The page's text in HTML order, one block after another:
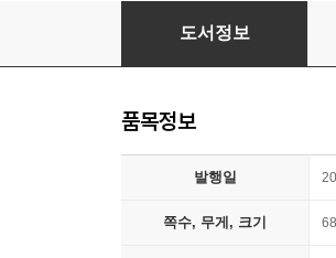
2018 김지훈 정도 객관식
도서정보
품목정보
발행일
쪽수, 무게, 크기